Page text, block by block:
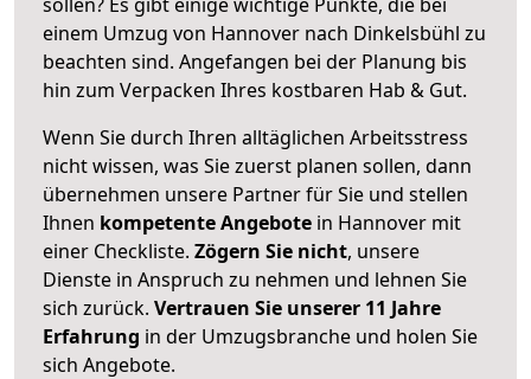
einem Umzug von Hannover nach Dinkelsbühl zu
beachten sind. Angefangen bei der Planung bis
hin zum Verpacken Ihres kostbaren Hab & Gut.
Wenn Sie durch Ihren alltäglichen Arbeitsstress
nicht wissen, was Sie zuerst planen sollen, dann
übernehmen unsere Partner für Sie und stellen
Ihnen kompetente Angebote in Hannover mit
einer Checkliste. Zögern Sie nicht, unsere
Dienste in Anspruch zu nehmen und lehnen Sie
sich zurück. Vertrauen Sie unserer 11 Jahre
Erfahrung in der Umzugsbranche und holen Sie
sich Angebote.